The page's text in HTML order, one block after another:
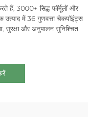
हैं, 3000+ सिद्ध फॉर्मूलों और
उत्पाद में 36 गुणवत्ता चेकपॉइंट्स
सुरक्षा और अनुपालन सुनिश्चित